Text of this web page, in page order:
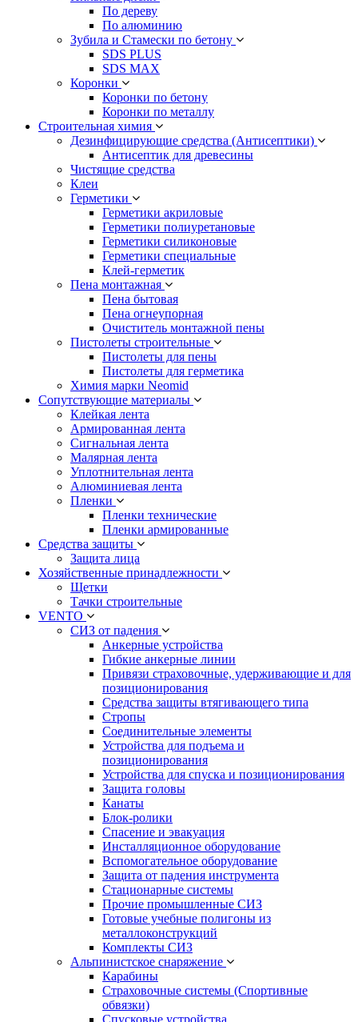
По дереву
По алюминию
Зубила и Стамески по бетону
SDS PLUS
SDS MAX
Коронки
Коронки по бетону
Коронки по металлу
Строительная химия
Дезинфицирующие средства (Антисептики)
Антисептик для древесины
Чистящие средства
Клеи
Герметики
Герметики акриловые
Герметики полиуретановые
Герметики силиконовые
Герметики специальные
Клей-герметик
Пена монтажная
Пена бытовая
Пена огнеупорная
Очиститель монтажной пены
Пистолеты строительные
Пистолеты для пены
Пистолеты для герметика
Химия марки Neomid
Сопутствующие материалы
Клейкая лента
Армированная лента
Сигнальная лента
Малярная лента
Уплотнительная лента
Алюминиевая лента
Пленки
Пленки технические
Пленки армированные
Средства защиты
Защита лица
Хозяйственные принадлежности
Щетки
Тачки строительные
VENTO
СИЗ от падения
Анкерные устройства
Гибкие анкерные линии
Привязи страховочные, удерживающие и для
позиционирования
Средства защиты втягивающего типа
Стропы
Соединительные элементы
Устройства для подъема и
позиционирования
Устройства для спуска и позиционирования
Защита головы
Канаты
Блок-ролики
Спасение и эвакуация
Инсталляционное оборудование
Вспомогательное оборудование
Защита от падения инструмента
Стационарные системы
Прочие промышленные СИЗ
Готовые учебные полигоны из
металлоконструкций
Комплекты СИЗ
Альпинистское снаряжение
Карабины
Страховочные системы (Спортивные
обвязки)